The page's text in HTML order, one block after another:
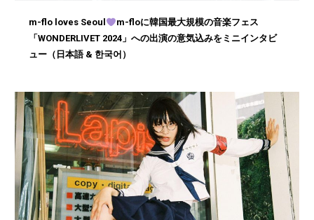
m-flo loves Seoul
m-floに韓国最大規模の音楽フェス
「WONDERLIVET 2024」への出演の意気込みをミニインタビ
ュー（日本語 & 한국어）